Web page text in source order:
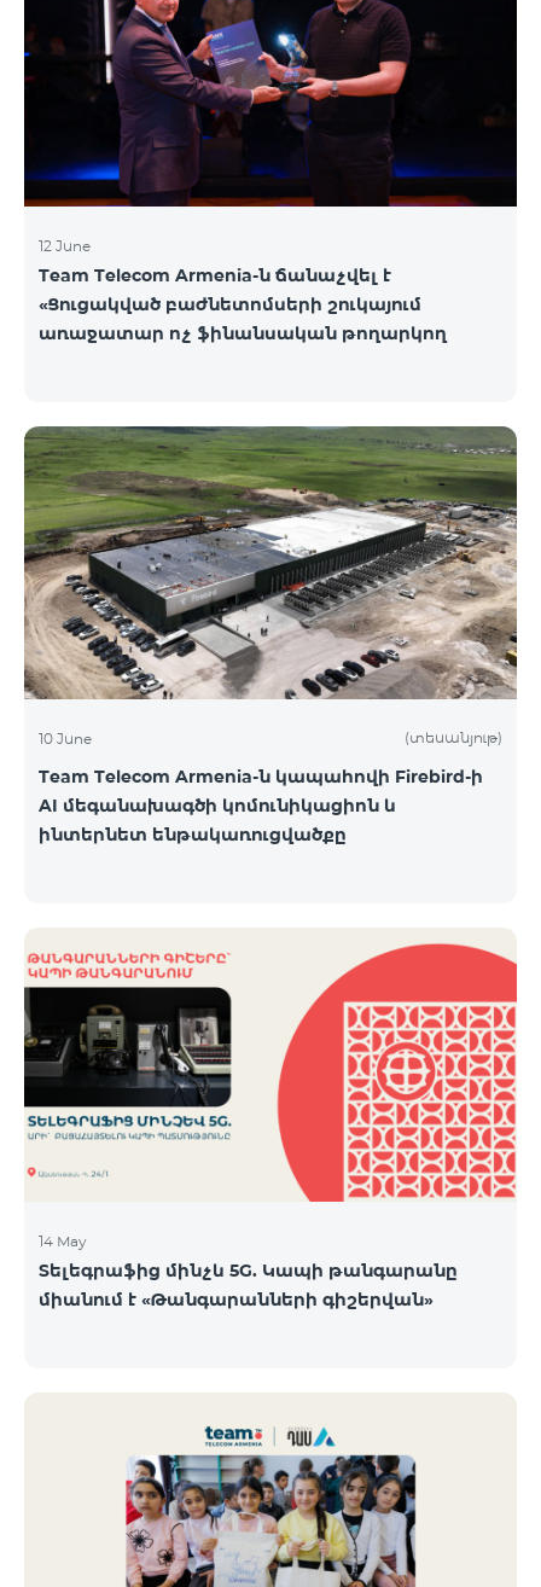
12 June
Team Telecom Armenia-ն ճանաչվել է
«Ցուցակված բաժնետոմսերի շուկայում
առաջատար ոչ ֆինանսական թողարկող
10 June (տեսանյութ)
Team Telecom Armenia-ն կապահովի Firebird-ի
AI մեգանախագծի կոմունիկացիոն և
ինտերնետ ենթակառուցվածքը
14 May
Տելեգրաֆից մինչև 5G. Կապի թանգարանը
միանում է «Թանգարանների գիշերվան»